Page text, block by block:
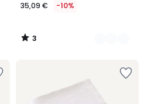
35,09 € -10%
3
/